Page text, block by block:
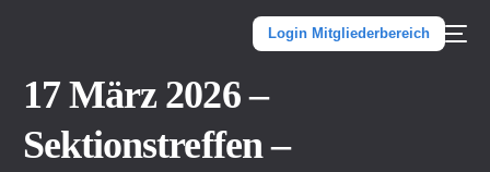
Login Mitgliederbereich
17 März 2026 –
Sektionstreffen –